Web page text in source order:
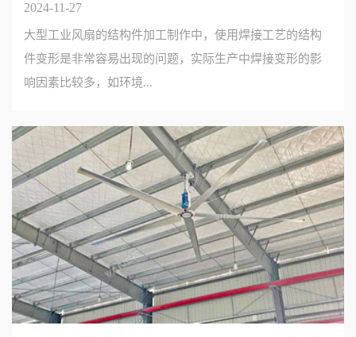
2024-11-27
大型工业风扇的结构件加工制作中，使用焊接工艺的结构
件变形是非常容易出现的问题，实际生产中焊接变形的影
响因素比较多，如环境...